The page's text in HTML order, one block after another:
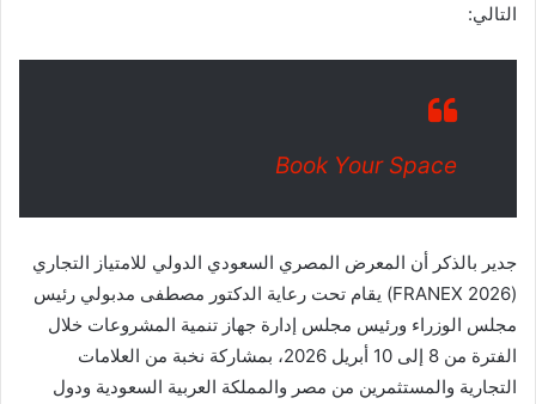
التالي:
Book Your Space
جدير بالذكر أن المعرض المصري السعودي الدولي للامتياز التجاري
(FRANEX 2026) يقام تحت رعاية الدكتور مصطفى مدبولي رئيس
مجلس الوزراء ورئيس مجلس إدارة جهاز تنمية المشروعات خلال
الفترة من 8 إلى 10 أبريل 2026، بمشاركة نخبة من العلامات
التجارية والمستثمرين من مصر والمملكة العربية السعودية ودول